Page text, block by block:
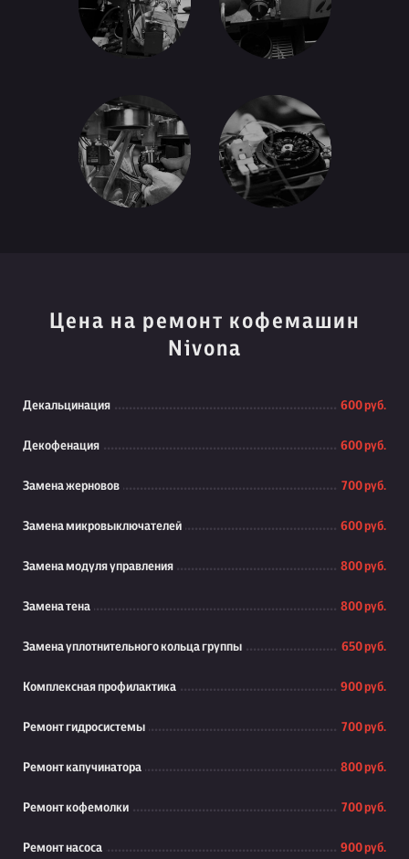
Цена на ремонт кофемашин
Nivona
Декальцинация 600 руб.
Декофенация 600 руб.
Замена жерновов 700 руб.
Замена микровыключателей 600 руб.
Замена модуля управления 800 руб.
Замена тена 800 руб.
Замена уплотнительного кольца группы 650 руб.
Комплексная профилактика 900 руб.
Ремонт гидросистемы 700 руб.
Ремонт капучинатора 800 руб.
Ремонт кофемолки 700 руб.
Ремонт насоса 900 руб.